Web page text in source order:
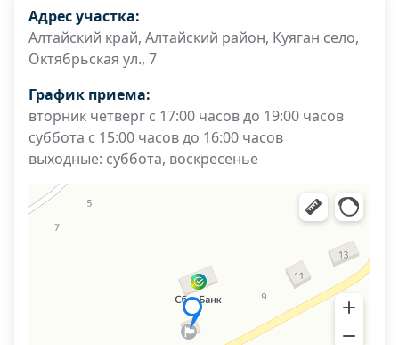
Адрес участка:
Алтайский край, Алтайский район, Куяган село,
Октябрьская ул., 7
График приема:
вторник четверг с 17:00 часов до 19:00 часов
суббота с 15:00 часов до 16:00 часов
выходные: суббота, воскресенье